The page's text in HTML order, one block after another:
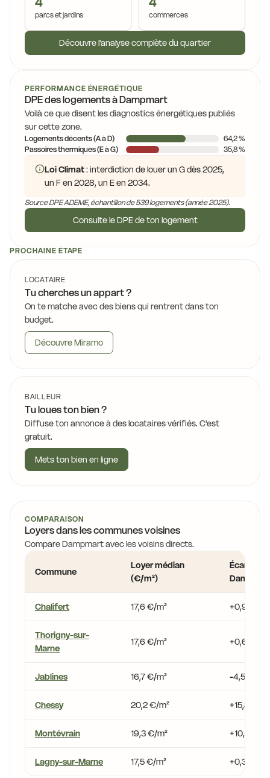
parcs et jardins commerces
Découvre l'analyse complète du quartier
PERFORMANCE ÉNERGÉTIQUE
DPE des logements à Dampmart
Voilà ce que disent les diagnostics énergétiques publiés
sur cette zone.
Logements décents (A à D)
64,2 %
Passoires thermiques (E à G)
35,8 %
Loi Climat: interdiction de louer un G dès 2025,
un F en 2028, un E en 2034.
Source DPE ADEME, échantillon de 539 logements (année 2025).
Consulte le DPE de ton logement
PROCHAINE ÉTAPE
LOCATAIRE
Tu cherches un appart ?
On te matche avec des biens qui rentrent dans ton
budget.
Découvre Miramo
BAILLEUR
Tu loues ton bien ?
Diffuse ton annonce à des locataires vérifiés. C'est
gratuit.
Mets ton bien en ligne
COMPARAISON
Loyers dans les communes voisines
Compare Dampmart avec les voisins directs.
Commune
Loyer médian
(€/m²)
Écart vs
Chalifert 17,6 €/m² +0,9 %
Thorigny-sur-
Marne
17,6 €/m² +0,6 %
Jablines 16,7 €/m² -4,5 %
Chessy 20,2 €/m² +15,8 %
Montévrain 19,3 €/m² +10,3 %
Lagny-sur-Marne 17,5 €/m² +0,3 %